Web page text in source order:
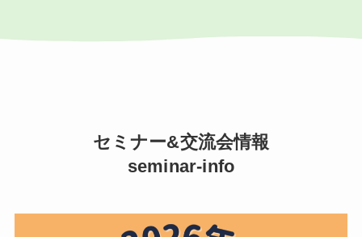
セミナー&交流会情報
seminar-info